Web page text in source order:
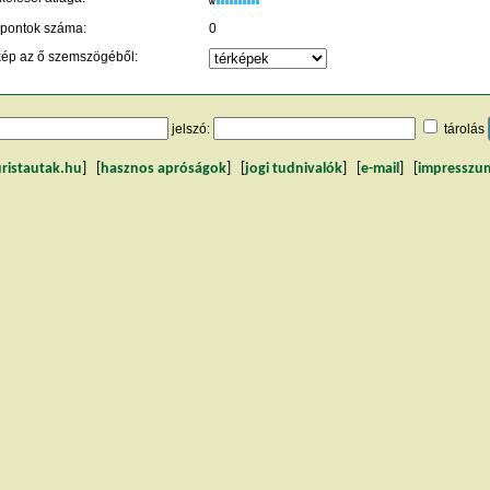
W
pontok száma:
0
az ő szemszögéből:
jelszó: tárolás
hasznos apróságok jogi tudnivalók e-mail